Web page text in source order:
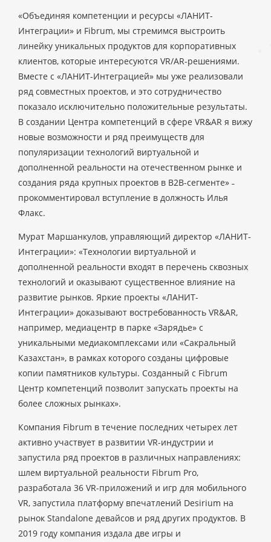
«Объединяя компетенции и ресурсы «ЛАНИТ-
Интеграции» и Fibrum, мы стремимся выстроить
линейку уникальных продуктов для корпоративных
клиентов, которые интересуются VR/AR-решениями.
Вместе с «ЛАНИТ-Интеграцией» мы уже реализовали
ряд совместных проектов, и это сотрудничество
показало исключительно положительные результаты.
В создании Центра компетенций в сфере VR&AR я вижу
новые возможности и ряд преимуществ для
популяризации технологий виртуальной и
дополненной реальности на отечественном рынке и
создания ряда крупных проектов в B2B-сегменте» ˗
прокомментировал вступление в должность Илья
Флакс.
Мурат Маршанкулов, управляющий директор «ЛАНИТ-
Интеграции»: «Технологии виртуальной и
дополненной реальности входят в перечень сквозных
технологий и оказывают существенное влияние на
развитие рынков. Яркие проекты «ЛАНИТ-
Интеграции» доказывают востребованность VR&AR,
например, медиацентр в парке «Зарядье» с
уникальными медиакомплексами или «Сакральный
Казахстан», в рамках которого созданы цифровые
копии памятников культуры. Созданный c Fibrum
Центр компетенций позволит запускать проекты на
более сложных рынках».
Компания Fibrum в течение последних четырех лет
активно участвует в развитии VR-индустрии и
запустила ряд проектов в различных направлениях:
шлем виртуальной реальности Fibrum Pro,
разработала 36 VR-приложений и игр для мобильного
VR, запустила платформу впечатлений Desirium на
рынок Standalone девайсов и ряд других продуктов. В
2019 году компания издала две игры и